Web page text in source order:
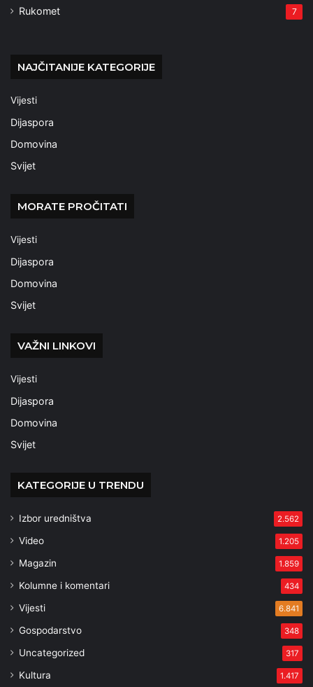
Rukomet 7
NAJČITANIJE KATEGORIJE
Vijesti
Dijaspora
Domovina
Svijet
MORATE PROČITATI
Vijesti
Dijaspora
Domovina
Svijet
VAŽNI LINKOVI
Vijesti
Dijaspora
Domovina
Svijet
KATEGORIJE U TRENDU
Izbor uredništva 2.562
Video 1.205
Magazin 1.859
Kolumne i komentari 434
Vijesti 6.841
Gospodarstvo 348
Uncategorized 317
Kultura 1.417